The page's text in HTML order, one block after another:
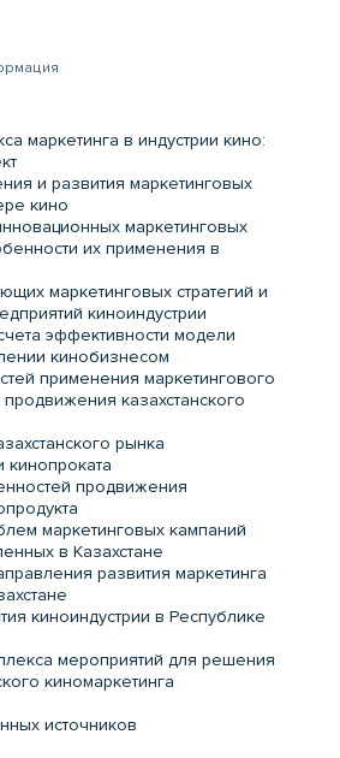
маркетинга в индустрии кино:
и развития маркетинговых
кино
маркетинговых
их применения в
маркетинговых стратегий и
киноиндустрии
эффективности модели
кинобизнесом
применения маркетингового
казахстанского
рынка
кинопроката
продвижения
маркетинговых кампаний
в Казахстане
развития маркетинга
киноиндустрии в Республике
мероприятий для решения
киномаркетинга
источников